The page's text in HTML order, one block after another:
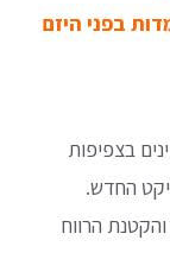
בפני היזם
בצפיפות
החדש.
הרווח